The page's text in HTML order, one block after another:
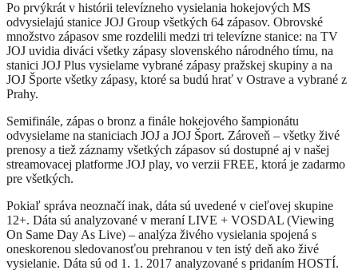
Po prvýkrát v histórii televízneho vysielania hokejových MS
odvysielajú stanice JOJ Group všetkých 64 zápasov. Obrovské
množstvo zápasov sme rozdelili medzi tri televízne stanice: na TV
JOJ uvidia diváci všetky zápasy slovenského národného tímu, na
stanici JOJ Plus vysielame vybrané zápasy pražskej skupiny a na
JOJ Športe všetky zápasy, ktoré sa budú hrať v Ostrave a vybrané z
Prahy.
Semifinále, zápas o bronz a finále hokejového šampionátu
odvysielame na staniciach JOJ a JOJ Šport. Zároveň – všetky živé
prenosy a tiež záznamy všetkých zápasov sú dostupné aj v našej
streamovacej platforme JOJ play, vo verzii FREE, ktorá je zadarmo
pre všetkých.
Pokiaľ správa neoznačí inak, dáta sú uvedené v cieľovej skupine
12+. Dáta sú analyzované v meraní LIVE + VOSDAL (Viewing
On Same Day As Live) – analýza živého vysielania spojená s
oneskorenou sledovanosťou prehranou v ten istý deň ako živé
vysielanie. Dáta sú od 1. 1. 2017 analyzované s pridaním HOSTÍ.